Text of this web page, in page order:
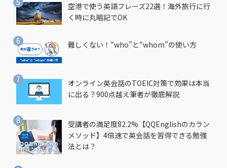
空港で使う英語フレーズ22選！海外旅行に行
く時に丸暗記でOK
難しくない！“who”と“whom”の使い方
オンライン英会話のTOEIC対策で効果は本当
に出る？900点越え筆者が徹底解説
受講者の満足度82.2%【QQEnglishのカラン
メソッド】4倍速で英会話を習得できる勉強
法とは？